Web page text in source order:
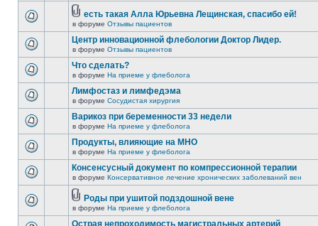
есть такая Алла Юрьевна Лещинская, спасибо ей!
в форуме Отзывы пациентов
Центр инновационной флебологии Доктор Лидер.
в форуме Отзывы пациентов
Что сделать?
в форуме На приеме у флеболога
Лимфостаз и лимфедэма
в форуме Сосудистая хирургия
Варикоз при беременности 33 недели
в форуме На приеме у флеболога
Продукты, влияющие на МНО
в форуме На приеме у флеболога
Консенсусный документ по компрессионной терапии
в форуме Консервативное лечение хронических заболеваний вен
Роды при ушитой подздошной вене
в форуме На приеме у флеболога
Острая непроходимость магистральных артерий